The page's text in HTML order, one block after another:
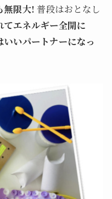
無限大! 普段はおとなし
エネルギー全開に
いパートナーになっ